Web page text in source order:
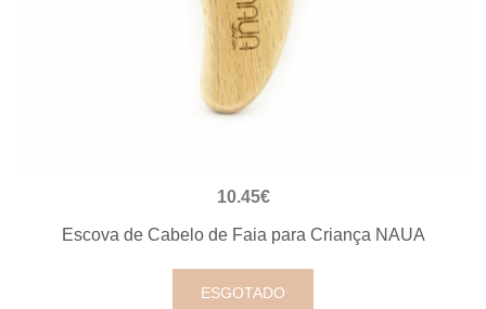
VISUALIZAÇÃO RÁPIDA
10.45€
Escova de Cabelo de Faia para Criança NAUA
ESGOTADO